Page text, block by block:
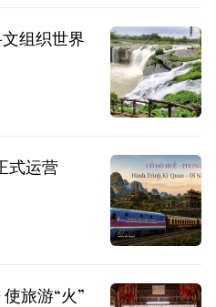
组织世界
式运营
旅游“火”